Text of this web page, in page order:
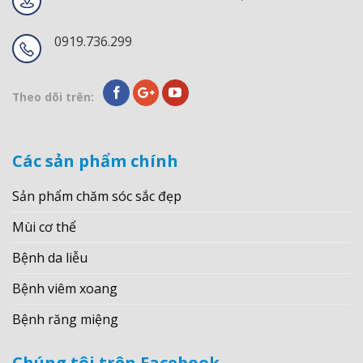
0919.736.299
Theo dõi trên:
Các sản phẩm chính
Sản phẩm chăm sóc sắc đẹp
Mùi cơ thể
Bệnh da liễu
Bệnh viêm xoang
Bệnh răng miệng